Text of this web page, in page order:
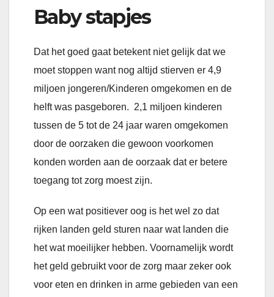
Baby stapjes
Dat het goed gaat betekent niet gelijk dat we
moet stoppen want nog altijd stierven er 4,9
miljoen jongeren/Kinderen omgekomen en de
helft was pasgeboren. 2,1 miljoen kinderen
tussen de 5 tot de 24 jaar waren omgekomen
door de oorzaken die gewoon voorkomen
konden worden aan de oorzaak dat er betere
toegang tot zorg moest zijn.
Op een wat positiever oog is het wel zo dat
rijken landen geld sturen naar wat landen die
het wat moeilijker hebben. Voornamelijk wordt
het geld gebruikt voor de zorg maar zeker ook
voor eten en drinken in arme gebieden van een